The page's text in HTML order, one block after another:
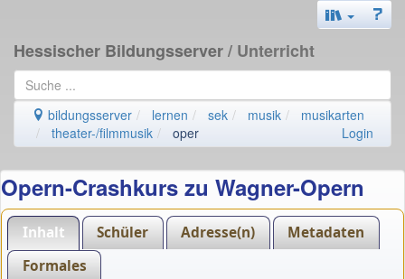
Hessischer Bildungsserver/ Unterricht
bildungsserver lernen sek musik
musikarten
theater-/filmmusik
oper Login
Opern-Crashkurs zu Wagner-Opern
Inhalt Schüler Adresse(n)
Metadaten
Formales